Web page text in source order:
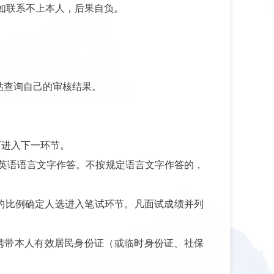
系不上本人，后果自负。
询自己的审核结果。
入下一环节。
语言文字作答。不按规定语言文字作答的，
比例确定人选进入笔试环节。凡面试成绩并列
本人有效居民身份证（或临时身份证、社保